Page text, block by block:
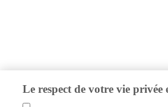
Le respect de votre vie privée